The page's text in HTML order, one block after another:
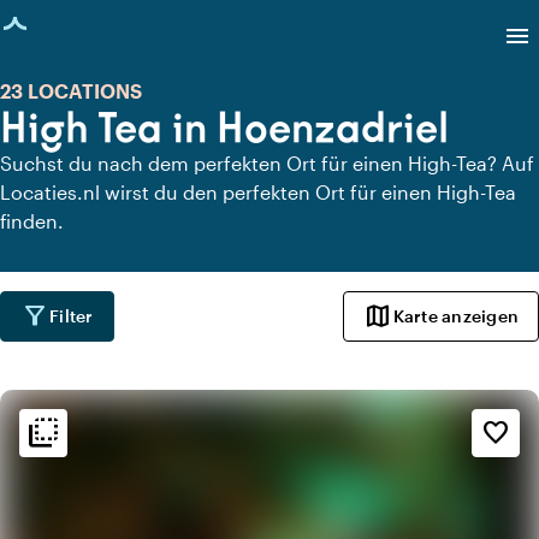
geladen
menu
High Tea in Hoenzadriel
23 LOCATIONS
Suchst du nach dem perfekten Ort für einen High-Tea? Auf
Locaties.nl wirst du den perfekten Ort für einen High-Tea
finden.
filter_alt Filter map Karte anzeigen
flip_to_back favorite_border
flip_to_back Ambiente und Ästhetik
info
Kneipenstil